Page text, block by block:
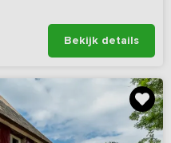
Bekijk details